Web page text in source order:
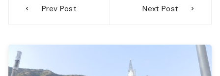
Prev Post Next Post